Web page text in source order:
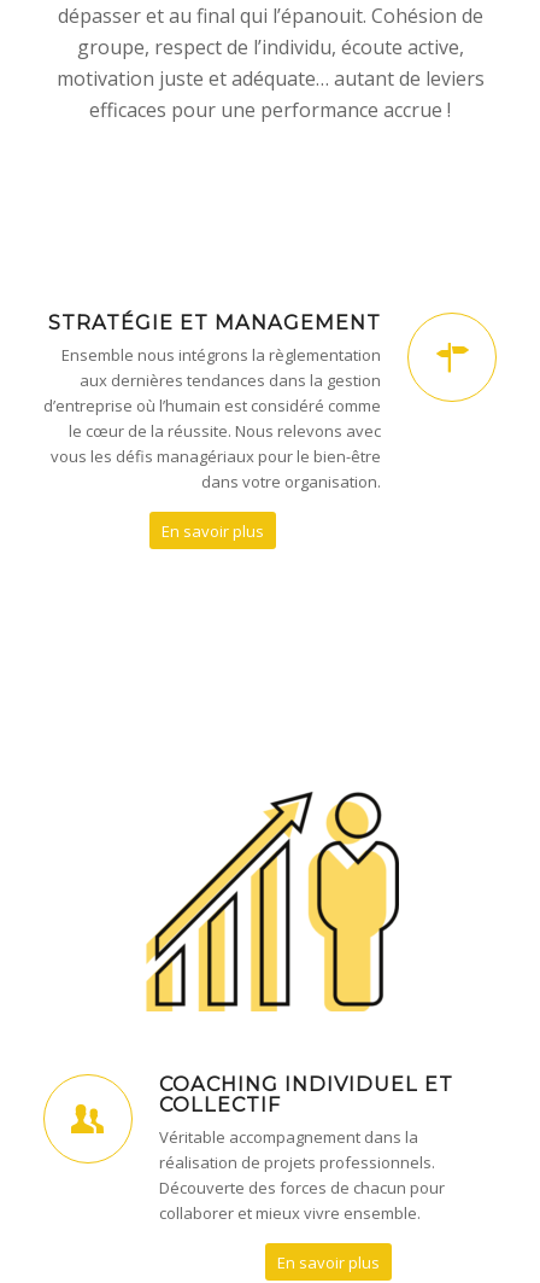
dépasser et au final qui l’épanouit. Cohésion de
groupe, respect de l’individu, écoute active,
motivation juste et adéquate… autant de leviers
efficaces pour une performance accrue !
STRATÉGIE ET MANAGEMENT
Ensemble nous intégrons la règlementation
aux dernières tendances dans la gestion
d’entreprise où l’humain est considéré comme
le cœur de la réussite. Nous relevons avec
vous les défis managériaux pour le bien-être
dans votre organisation.
En savoir plus
COACHING INDIVIDUEL ET
COLLECTIF
Véritable accompagnement dans la
réalisation de projets professionnels.
Découverte des forces de chacun pour
collaborer et mieux vivre ensemble.
En savoir plus